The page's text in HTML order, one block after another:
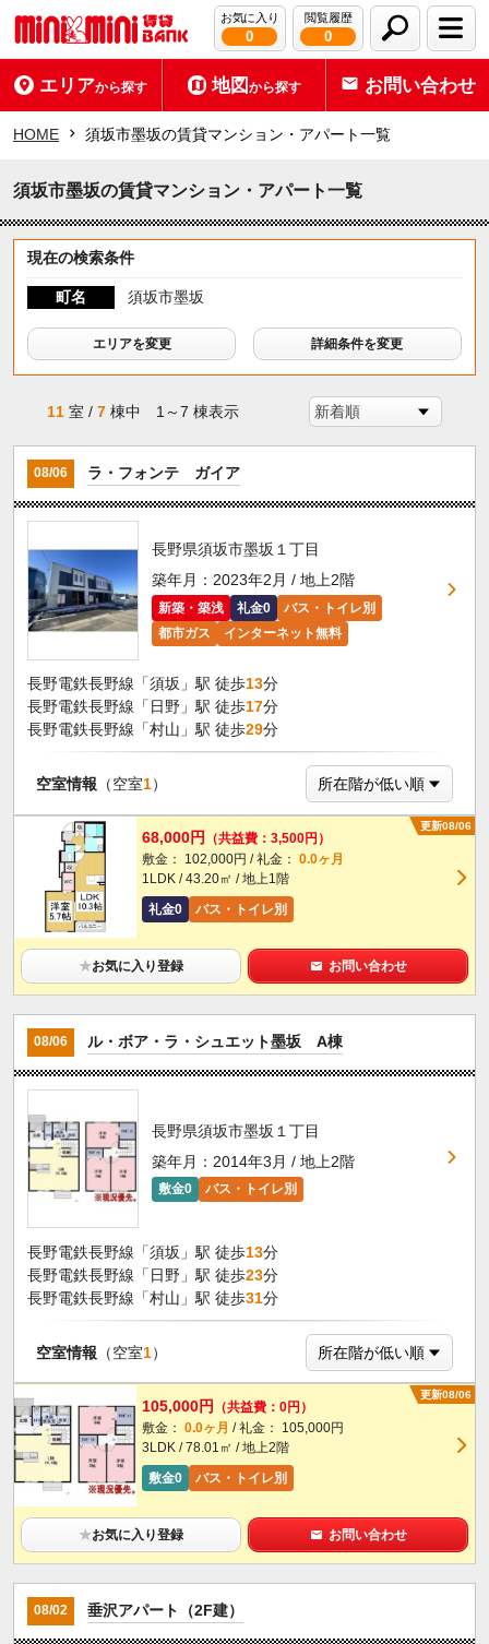
お気に入り
0
閲覧履歴
0
エリアから探す 地図から探す お問い合わせ
HOME 須坂市墨坂の賃貸マンション・アパート一覧
須坂市墨坂の賃貸マンション・アパート一覧
現在の検索条件
町名 須坂市墨坂
エリアを変更 詳細条件を変更
11 室 /7 棟中 1～7 棟表示
08/06 ラ・フォンテ ガイア
長野県須坂市墨坂１丁目
築年月：2023年2月 / 地上2階
新築・築浅 礼金0
バス・トイレ別
都市ガス
インターネット無料
長野電鉄長野線「須坂」駅 徒歩13分
長野電鉄長野線「日野」駅 徒歩17分
長野電鉄長野線「村山」駅 徒歩29分
空室情報 （空室1）
更新08/06
68,000円
（共益費：3,500円）
敷金： 102,000円 / 礼金： 0.0ヶ月
1LDK / 43.20㎡ / 地上1階
礼金0
バス・トイレ別
★お気に入り登録 お問い合わせ
08/06 ル・ボア・ラ・シュエット墨坂 A棟
長野県須坂市墨坂１丁目
築年月：2014年3月 / 地上2階
敷金0 バス・トイレ別
長野電鉄長野線「須坂」駅 徒歩13分
長野電鉄長野線「日野」駅 徒歩23分
長野電鉄長野線「村山」駅 徒歩31分
空室情報 （空室1）
更新08/06
105,000円
（共益費：0円）
敷金： 0.0ヶ月 / 礼金： 105,000円
3LDK / 78.01㎡ / 地上2階
敷金0
バス・トイレ別
★お気に入り登録 お問い合わせ
08/02 垂沢アパート（2F建）